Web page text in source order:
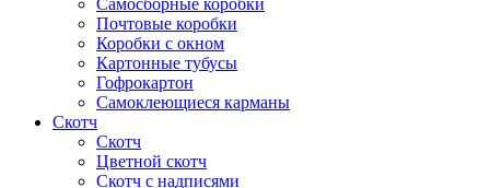
Почтовые коробки
Коробки с окном
Картонные тубусы
Гофрокартон
Самоклеющиеся карманы
Скотч
Скотч
Цветной скотч
Скотч с надписями